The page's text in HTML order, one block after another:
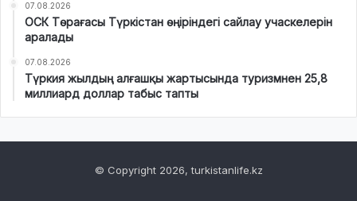
07.08.2026
ОСК Төрағасы Түркістан өңіріндегі сайлау учаскелерін
аралады
07.08.2026
Түркия жылдың алғашқы жартысында туризмнен 25,8
миллиард доллар табыс тапты
© Copyright 2026, turkistanlife.kz